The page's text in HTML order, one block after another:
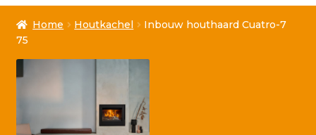
Afrekenen
Algemene voorwaarden
Home Houtkachel
Inbouw houthaard Cuatro-7
75